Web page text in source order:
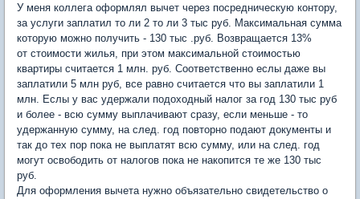
У меня коллега оформлял вычет через посредническую контору,
за услуги заплатил то ли 2 то ли 3 тыс руб. Максимальная сумма
которую можно получить - 130 тыс .руб. Возвращается 13%
от стоимости жилья, при этом максимальной стоимостью
квартиры считается 1 млн. руб. Соответственно еслы даже вы
заплатили 5 млн руб, все равно считается что вы заплатили 1
млн. Еслы у вас удержали подоходный налог за год 130 тыс руб
и более - всю сумму выплачивают сразу, если меньше - то
удержанную сумму, на след. год повторно подают документы и
так до тех пор пока не выплатят всю сумму, или на след. год
могут освободить от налогов пока не накопится те же 130 тыс
руб.
Для оформления вычета нужно объязательно свидетельство о